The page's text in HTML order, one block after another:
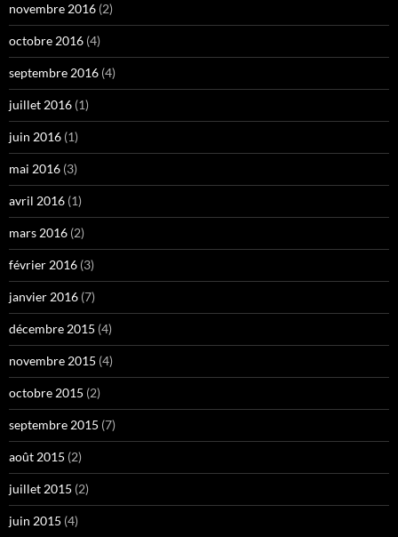
novembre 2016 (2)
octobre 2016 (4)
septembre 2016 (4)
juillet 2016 (1)
juin 2016 (1)
mai 2016 (3)
avril 2016 (1)
mars 2016 (2)
février 2016 (3)
janvier 2016 (7)
décembre 2015 (4)
novembre 2015 (4)
octobre 2015 (2)
septembre 2015 (7)
août 2015 (2)
juillet 2015 (2)
juin 2015 (4)